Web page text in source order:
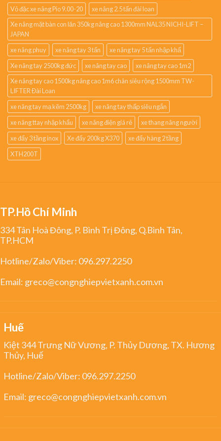
Vỏ đặc xe nâng Pio 9.00-20
xe nâng 2.5 tấn đài loan
Xe nâng mặt bàn con lăn 350kg nâng cao 1300mm NAL35 NICHI-LIFT –
JAPAN
xe nâng phuy
xe nâng tay 3 tấn
xe nâng tay 5 tấn nhập khẩ
Xe nâng tay 2500kg đức
xe nâng tay cao
xe nâng tay cao 1m2
Xe nâng tay cao 1500kg nâng cao 1m6 chân siêu rộng 1500mm TW-
LIFTER Đài Loan
xe nâng tay mạ kẽm 2500kg
xe nâng tay thấp siêu ngắn
xe nâng ttay nhập khẩu
xe nâng điện giá rẻ
xe thang nâng người
xe đẩy 3 tầng inox
Xe đẩy 200kg X370
xe đẩy hàng 2 tầng
XTH200T
TP.Hồ Chí Minh
334 Tân Hoà Đông, P. Bình Trị Đông, Q.Bình Tân,
TP.HCM
Hotline/Zalo/Viber: 096.297.2250
Email: greco@congnghiepvietxanh.com.vn
Huế
Kiệt 344 Trưng Nữ Vương, P. Thủy Dương, TX. Hương
Thủy, Huế
Hotline/Zalo/Viber: 096.297.2250
Email: greco@congnghiepvietxanh.com.vn